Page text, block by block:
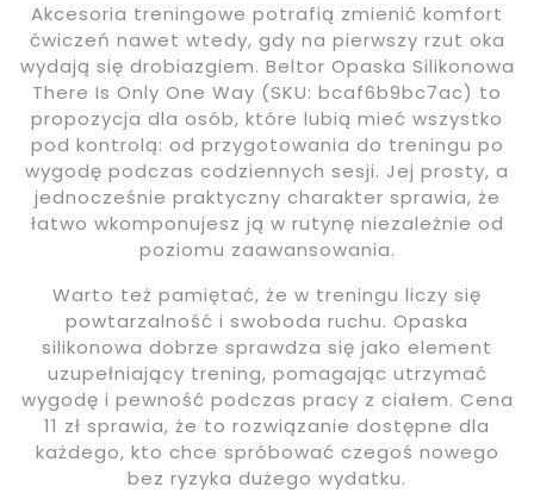
Akcesoria treningowe potrafią zmienić komfort
ćwiczeń nawet wtedy, gdy na pierwszy rzut oka
wydają się drobiazgiem. Beltor Opaska Silikonowa
There Is Only One Way (SKU: bcaf6b9bc7ac) to
propozycja dla osób, które lubią mieć wszystko
pod kontrolą: od przygotowania do treningu po
wygodę podczas codziennych sesji. Jej prosty, a
jednocześnie praktyczny charakter sprawia, że
łatwo wkomponujesz ją w rutynę niezależnie od
poziomu zaawansowania.
Warto też pamiętać, że w treningu liczy się
powtarzalność i swoboda ruchu. Opaska
silikonowa dobrze sprawdza się jako element
uzupełniający trening, pomagając utrzymać
wygodę i pewność podczas pracy z ciałem. Cena
11 zł sprawia, że to rozwiązanie dostępne dla
każdego, kto chce spróbować czegoś nowego
bez ryzyka dużego wydatku.